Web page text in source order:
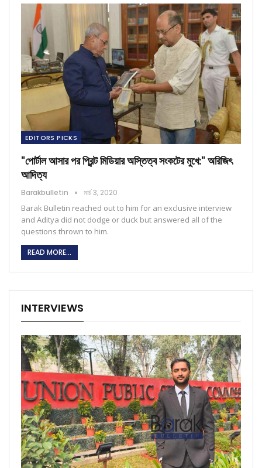
EDITORS PICKS
"পোর্টাল আসার পর প্রিন্ট মিডিয়ার অস্তিত্ব সংকটের মুখে:" অরিজিৎ
আদিত্য
Barakbulletin মার্চ 3, 2020
Barak Bulletin reached out to him for an exclusive interview
and Aditya did not dodge or duck but answered all of the
questions thrown to him.
READ MORE...
INTERVIEWS